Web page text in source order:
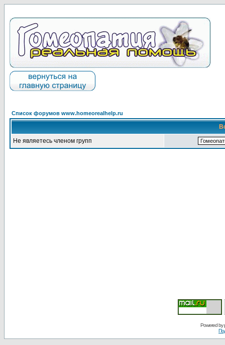
Список форумов www.homeorealhelp.ru
Не являетесь членом групп
Powered by